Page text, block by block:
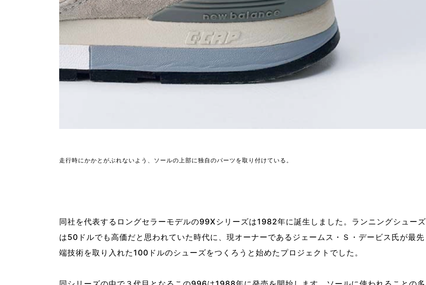
走行時にかかとがぶれないよう、ソールの上部に独自のパーツを取り付けている。
同社を代表するロングセラーモデルの99Xシリーズは1982年に誕生しました。ランニングシューズ
は50ドルでも高価だと思われていた時代に、現オーナーであるジェームス・Ｓ・デービス氏が最先
端技術を取り入れた100ドルのシューズをつくろうと始めたプロジェクトでした。